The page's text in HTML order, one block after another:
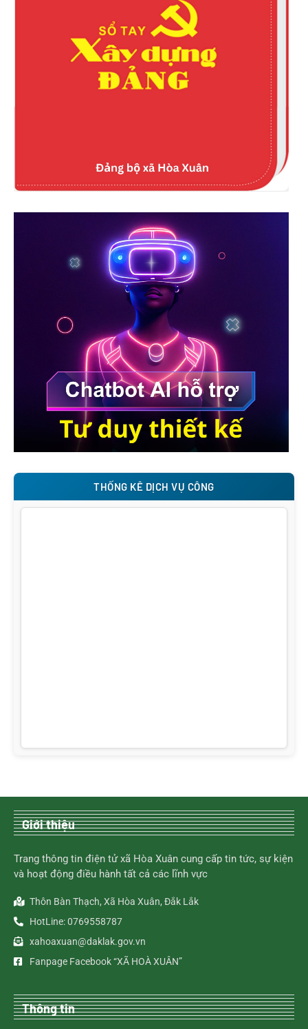
THỐNG KÊ DỊCH VỤ CÔNG
Giới thiệu
Trang thông tin điện tử xã Hòa Xuân cung cấp tin tức, sự kiện
và hoạt động điều hành tất cả các lĩnh vực
Thôn Bàn Thạch, Xã Hòa Xuân, Đắk Lắk
HotLine: 0769558787
xahoaxuan@daklak.gov.vn
Fanpage Facebook “XÃ HOÀ XUÂN”
Thông tin